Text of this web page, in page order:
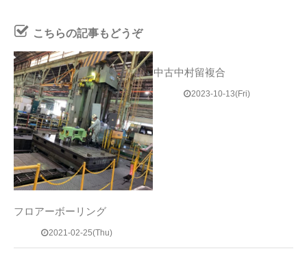
こちらの記事もどうぞ
フロアーボーリング
2021-02-25(Thu)
中古中村留複合
2023-10-13(Fri)